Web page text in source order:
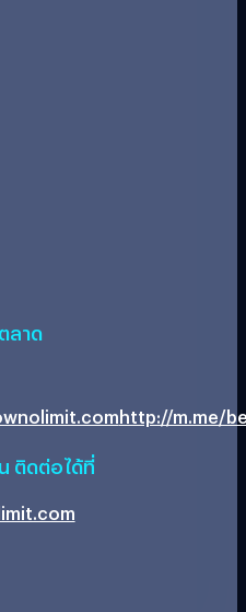
ลาด
http://m.me/
ติดต่อได้ที่